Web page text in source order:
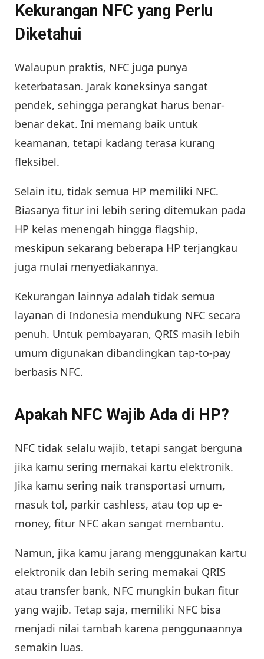
Kekurangan NFC yang Perlu
Diketahui
Walaupun praktis, NFC juga punya
keterbatasan. Jarak koneksinya sangat
pendek, sehingga perangkat harus benar-
benar dekat. Ini memang baik untuk
keamanan, tetapi kadang terasa kurang
fleksibel.
Selain itu, tidak semua HP memiliki NFC.
Biasanya fitur ini lebih sering ditemukan pada
HP kelas menengah hingga flagship,
meskipun sekarang beberapa HP terjangkau
juga mulai menyediakannya.
Kekurangan lainnya adalah tidak semua
layanan di Indonesia mendukung NFC secara
penuh. Untuk pembayaran, QRIS masih lebih
umum digunakan dibandingkan tap-to-pay
berbasis NFC.
Apakah NFC Wajib Ada di HP?
NFC tidak selalu wajib, tetapi sangat berguna
jika kamu sering memakai kartu elektronik.
Jika kamu sering naik transportasi umum,
masuk tol, parkir cashless, atau top up e-
money, fitur NFC akan sangat membantu.
Namun, jika kamu jarang menggunakan kartu
elektronik dan lebih sering memakai QRIS
atau transfer bank, NFC mungkin bukan fitur
yang wajib. Tetap saja, memiliki NFC bisa
menjadi nilai tambah karena penggunaannya
semakin luas.